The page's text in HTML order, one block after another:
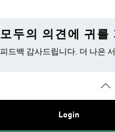
모두의 의견에 귀를
피드백 감사드립니다. 더 나은
Login